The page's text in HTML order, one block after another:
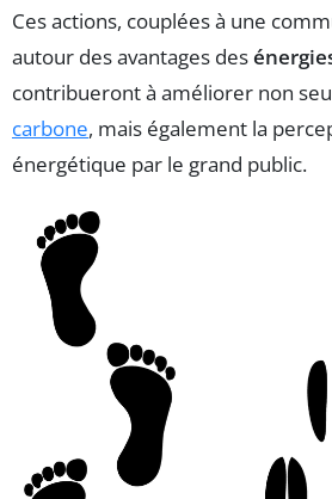
Ces actions, couplées à une
autour des avantages des
contribueront à améliorer non
carbone, mais également la
énergétique par le grand public.